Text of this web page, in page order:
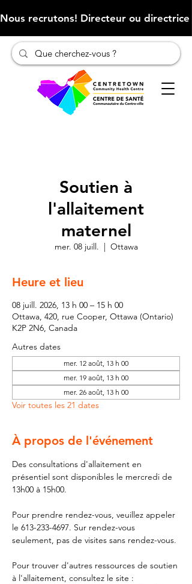
Nous recrutons! Directeur ou
Soutien à
l'allaitement
maternel
mer. 08 juill.
  |
Ottawa
Heure et lieu
08 juill. 2026, 13 h 00 – 15 h 00
Ottawa, 420, rue Cooper, Ottawa (Ontario)
K2P 2N6, Canada
Autres dates
mer. 12 août, 13 h 00
mer. 19 août, 13 h 00
mer. 26 août, 13 h 00
Voir toutes les 21 dates
À propos de l'événement
Des consultations d'allaitement en
présentiel sont disponibles le mercredi de
13h00 à 15h00.
Pour prendre rendez-vous, veuillez appeler
le 613-233-4697. Sur rendez-vous
seulement, pas de visites sans rendez-vous.
Pour trouver d'autres ressources de soutien
à l'allaitement, consultez le site :